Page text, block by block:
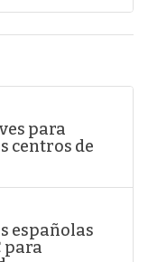
para
centros de
españolas
para